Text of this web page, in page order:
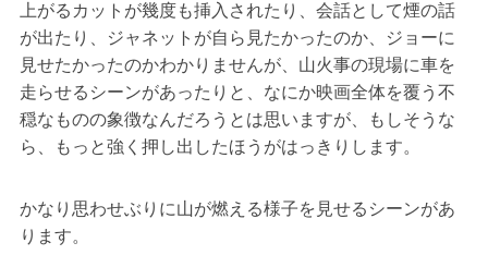
上がるカットが幾度も挿入されたり、会話として煙の話
が出たり、ジャネットが自ら見たかったのか、ジョーに
見せたかったのかわかりませんが、山火事の現場に車を
走らせるシーンがあったりと、なにか映画全体を覆う不
穏なものの象徴なんだろうとは思いますが、もしそうな
ら、もっと強く押し出したほうがはっきりします。
かなり思わせぶりに山が燃える様子を見せるシーンがあ
ります。